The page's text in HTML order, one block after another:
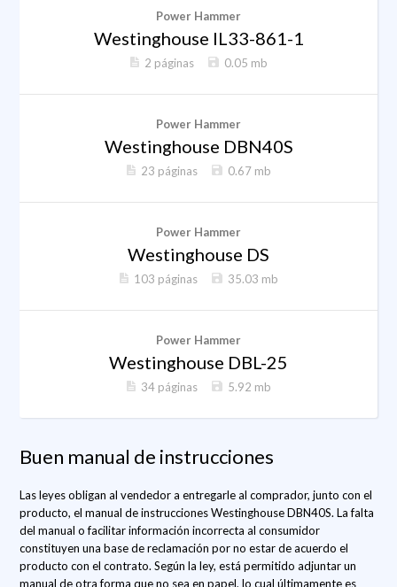
Power Hammer
Westinghouse IL33-861-1
2 páginas 0.05 mb
Power Hammer
Westinghouse DBN40S
23 páginas 0.67 mb
Power Hammer
Westinghouse DS
103 páginas 35.03 mb
Power Hammer
Westinghouse DBL-25
34 páginas 5.92 mb
Buen manual de instrucciones
Las leyes obligan al vendedor a entregarle al comprador, junto con el
producto, el manual de instrucciones Westinghouse DBN40S. La falta
del manual o facilitar información incorrecta al consumidor
constituyen una base de reclamación por no estar de acuerdo el
producto con el contrato. Según la ley, está permitido adjuntar un
manual de otra forma que no sea en papel, lo cual últimamente es